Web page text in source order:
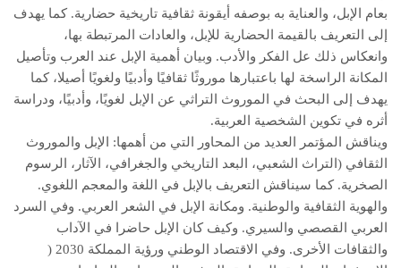
بعام الإبل، والعناية به بوصفه أيقونة ثقافية تاريخية حضارية. كما يهدف
إلى التعريف بالقيمة الحضارية للإبل، والعادات المرتبطة بها،
وانعكاس ذلك عل الفكر والأدب. وبيان أهمية الإبل عند العرب وتأصيل
المكانة الراسخة لها باعتبارها موروثًا ثقافيًا وأدبيًا ولغويًا أصيلا، كما
يهدف إلى البحث في الموروث التراثي عن الإبل لغويًا، وأدبيًا، ودراسة
أثره في تكوين الشخصية العربية.
ويناقش المؤتمر العديد من المحاور التي من أهمها: الإبل والموروث
الثقافي (التراث الشعبي، البعد التاريخي والجغرافي، الآثار، الرسوم
الصخرية. كما سيناقش التعريف بالإبل في اللغة والمعجم اللغوي.
والهوية الثقافية والوطنية. ومكانة الإبل في الشعر العربي. وفي السرد
العربي القصصي والسيري. وكيف كان الإبل حاضرا في الآداب
والثقافات الأخرى. وفي الاقتصاد الوطني ورؤية المملكة 2030 (